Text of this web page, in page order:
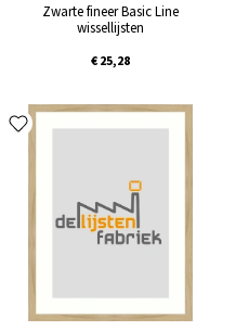
Zwarte fineer Basic Line
wissellijsten
€ 25,28